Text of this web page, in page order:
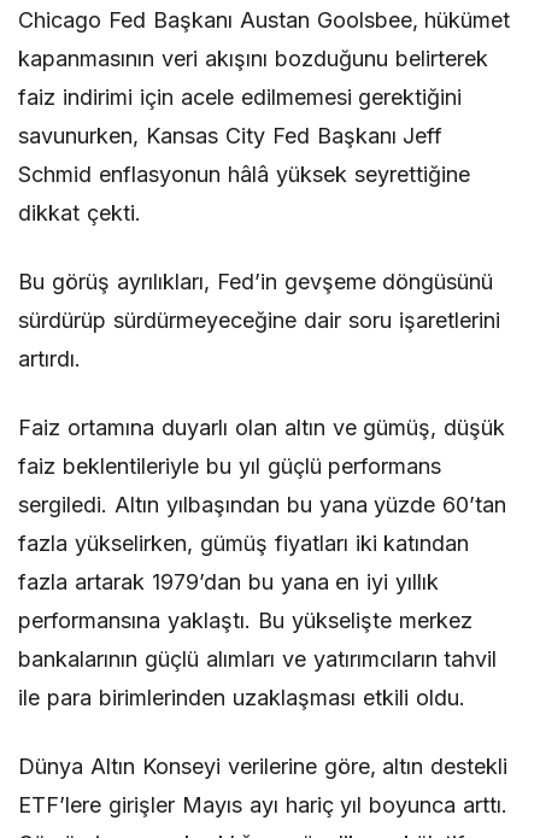
Chicago Fed Başkanı Austan Goolsbee, hükümet
kapanmasının veri akışını bozduğunu belirterek
faiz indirimi için acele edilmemesi gerektiğini
savunurken, Kansas City Fed Başkanı Jeff
Schmid enflasyonun hâlâ yüksek seyrettiğine
dikkat çekti.
Bu görüş ayrılıkları, Fed’in gevşeme döngüsünü
sürdürüp sürdürmeyeceğine dair soru işaretlerini
artırdı.
Faiz ortamına duyarlı olan altın ve gümüş, düşük
faiz beklentileriyle bu yıl güçlü performans
sergiledi. Altın yılbaşından bu yana yüzde 60’tan
fazla yükselirken, gümüş fiyatları iki katından
fazla artarak 1979’dan bu yana en iyi yıllık
performansına yaklaştı. Bu yükselişte merkez
bankalarının güçlü alımları ve yatırımcıların tahvil
ile para birimlerinden uzaklaşması etkili oldu.
Dünya Altın Konseyi verilerine göre, altın destekli
ETF’lere girişler Mayıs ayı hariç yıl boyunca arttı.